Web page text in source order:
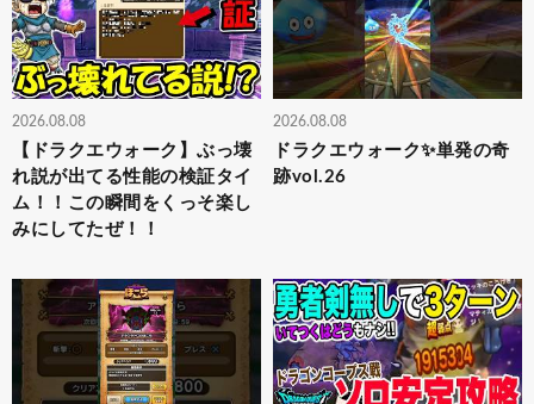
2026.08.08
【ドラクエウォーク】ぶっ壊
れ説が出てる性能の検証タイ
ム！！この瞬間をくっそ楽し
みにしてたぜ！！
2026.08.08
ドラクエウォーク✨単発の奇
跡vol.26